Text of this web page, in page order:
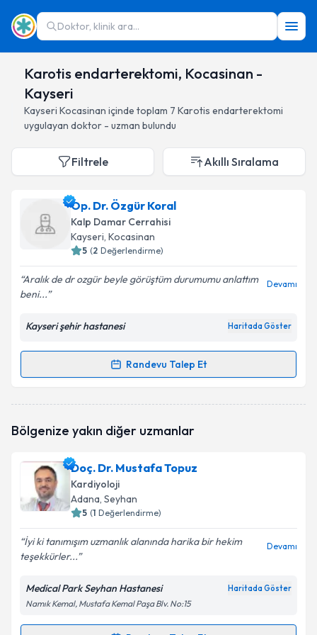
Doktor, klinik ara...
Karotis endarterektomi, Kocasinan -
Kayseri
Kayseri Kocasinan içinde toplam 7 Karotis endarterektomi
uygulayan doktor - uzman bulundu
Filtrele Akıllı Sıralama
Op. Dr. Özgür Koral
Kalp Damar Cerrahisi
Kayseri, Kocasinan
5 (2 Değerlendirme)
Aralık de dr ozgür beyle görüştüm durumumu anlattım
beni...
Devamı
Kayseri şehir hastanesi Haritada Göster
Randevu Talep Et
Randevu Takvimi Talebi
oluşturun. Size bu uzmandan randevu almanız için bir
E-posta Adresiniz
Kişisel verilerimin işlenmesine ilişkinAydınlatma
Metni
Bölgenize yakın diğer uzmanlar
Doç. Dr. Mustafa Topuz
Kardiyoloji
Adana, Seyhan
5 (1 Değerlendirme)
İyi ki tanımışım uzmanlık alanında harika bir hekim
teşekkürler...
Devamı
Medical Park Seyhan Hastanesi Haritada Göster
Namık Kemal, Mustafa Kemal Paşa Blv. No:15